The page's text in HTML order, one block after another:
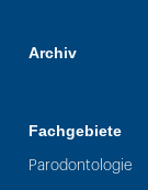
Archiv
Fachgebiete
Parodontologie